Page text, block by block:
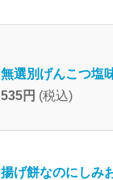
無選別げんこつ塩
535円 (税込)
揚げ餅なのにしみ